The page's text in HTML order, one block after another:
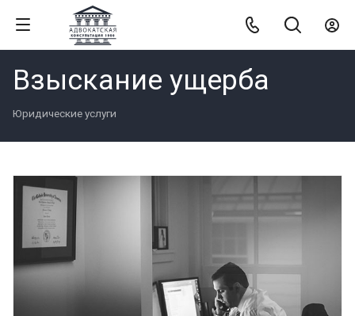
Взыскание ущерба
Юридические услуги